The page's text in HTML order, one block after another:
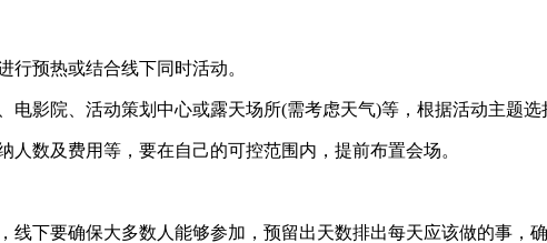
预热或结合线下同时活动。
院、活动策划中心或露天场所(需考虑天气)等，根据活动主题选
数及费用等，要在自己的可控范围内，提前布置会场。
要确保大多数人能够参加，预留出天数排出每天应该做的事，